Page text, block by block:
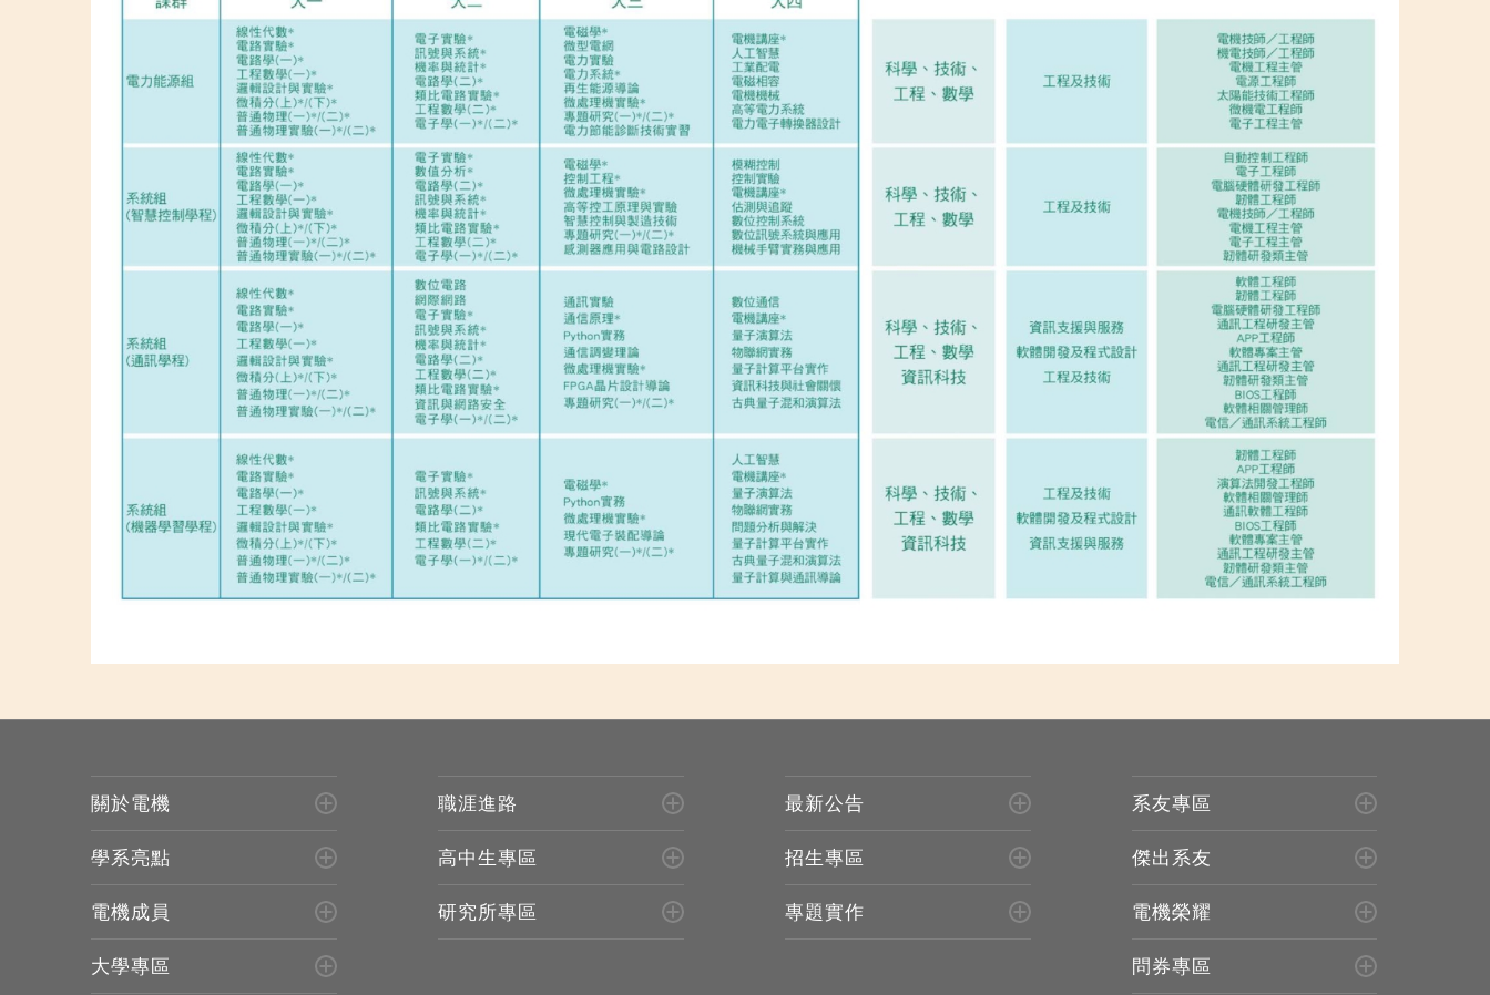
關於電機
學系亮點
電機成員
大學專區
職涯進路
高中生專區
研究所專區
最新公告
招生專區
專題實作
系友專區
傑出系友
電機榮耀
問券專區